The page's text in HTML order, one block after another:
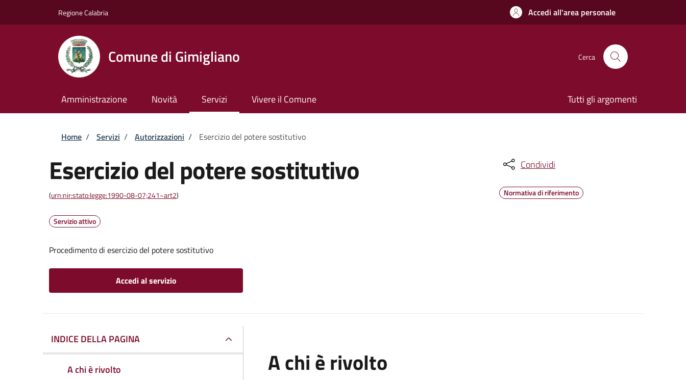
Regione Calabria Accedi all'area personale
Comune di Gimigliano Cerca
Amministrazione Novità Servizi Vivere il Comune Tutti gli argomenti
Briciole di pane
Home / Servizi / Autorizzazioni / Esercizio del potere sostitutivo
Esercizio del potere sostitutivo
(urn:nir:stato:legge:1990-08-07;241~art2)
Servizio attivo
Procedimento di esercizio del potere sostitutivo
Accedi al servizio
Condividi
Normativa di riferimento
INDICE DELLA PAGINA
A chi è rivolto
A chi è rivolto